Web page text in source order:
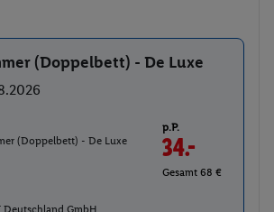
(Doppelbett) - De Luxe
(Doppelbett) - De Luxe
p.P.
34.-
Gesamt 68 €
Deutschland GmbH